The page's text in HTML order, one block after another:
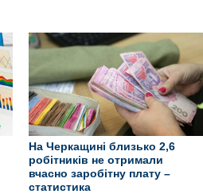
На Черкащині близько 2,6
робітників не отримали
вчасно заробітну плату –
статистика